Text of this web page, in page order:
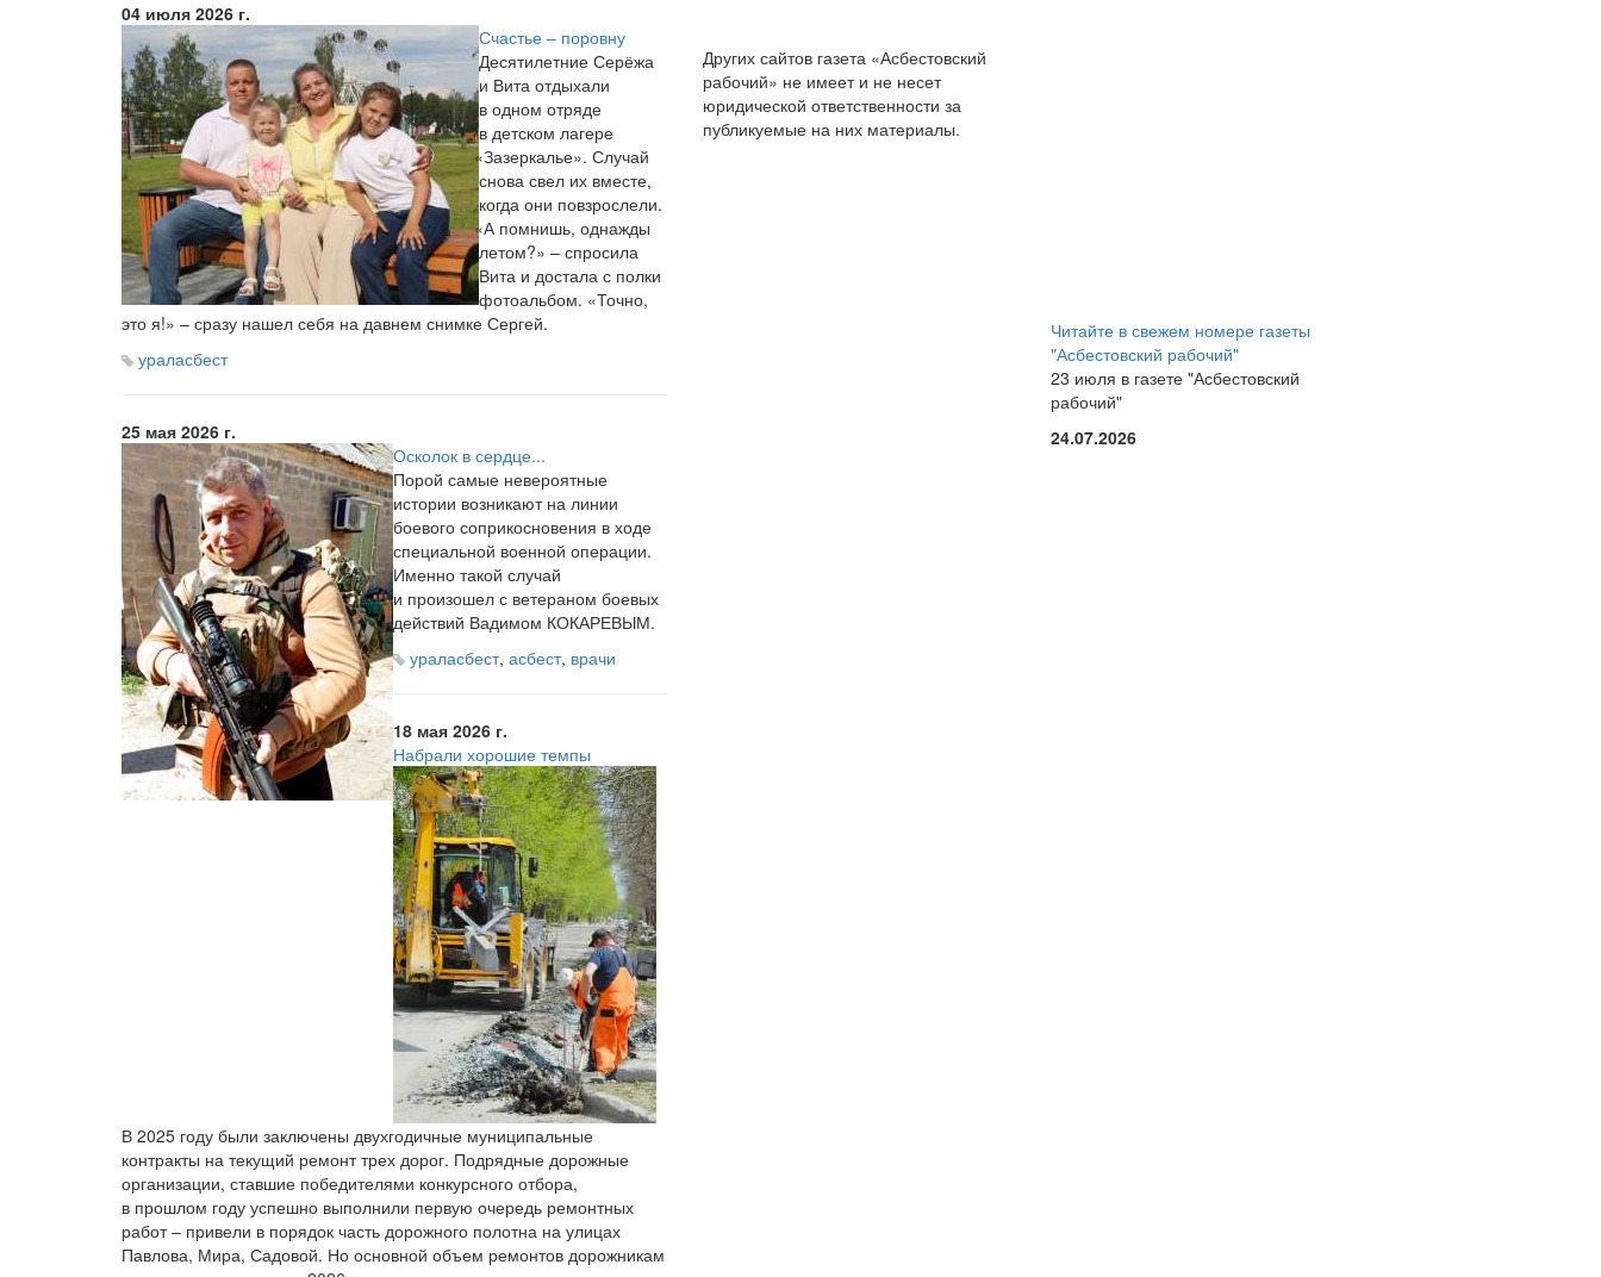
04 июля 2026 г.
Счастье – поровну
Десятилетние Серёжа
и Вита отдыхали
в одном отряде
в детском лагере
«Зазеркалье». Случай
снова свел их вместе,
когда они повзрослели.
«Апомнишь, однажды
летом?» – спросила
Вита и достала с полки
фотоальбом. «Точно,
это я!» – сразу нашел себя на давнем снимке Сергей.
ураласбест
25 мая 2026 г.
Осколок в сердце...
Порой самые невероятные
истории возникают на линии
боевого соприкосновения в ходе
специальной военной операции.
Именно такой случай
и произошел с ветераном боевых
действий Вадимом КОКАРЕВЫМ.
ураласбест, асбест, врачи
18 мая 2026 г.
Набрали хорошие темпы
В 2025 году были заключены двухгодичные муниципальные
контракты на текущий ремонт трех дорог. Подрядные дорожные
организации, ставшие победителями конкурсного отбора,
в прошлом году успешно выполнили первую очередь ремонтных
работ – привели в порядок часть дорожного полотна на улицах
Павлова, Мира, Садовой. Но основной объем ремонтов дорожникам
Других сайтов газета «Асбестовский
рабочий» не имеет и не несет
юридической ответственности за
публикуемые на них материалы.
Читайте в свежем номере газеты
"Асбестовский рабочий"
23 июля в газете "Асбестовский
рабочий"
24.07.2026